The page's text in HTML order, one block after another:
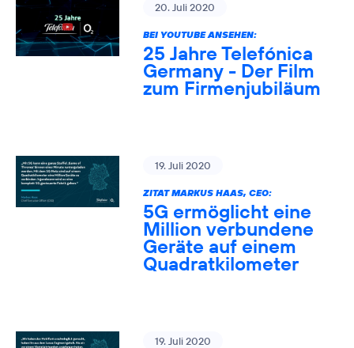
20. Juli 2020
BEI YOUTUBE ANSEHEN:
25 Jahre Telefónica
Germany - Der Film
zum Firmenjubiläum
19. Juli 2020
ZITAT MARKUS HAAS, CEO:
5G ermöglicht eine
Million verbundene
Geräte auf einem
Quadratkilometer
19. Juli 2020